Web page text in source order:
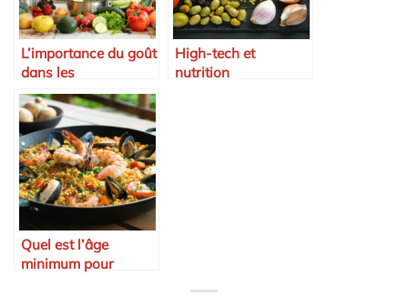
L’importance du goût
dans les
programmes
scolaires
High-tech et
nutrition
Quel est l’âge
minimum pour